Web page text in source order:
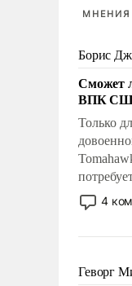
МНЕНИЯ
Борис
Сможет
ВПК
Только
4
Геворг